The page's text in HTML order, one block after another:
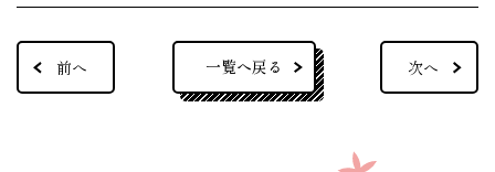
前へ 次へ
一覧へ戻る